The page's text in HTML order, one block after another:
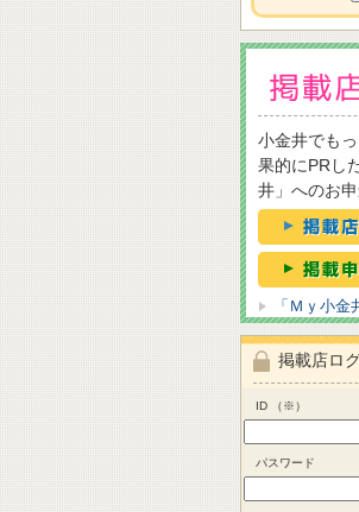
小金井でも
果的にPRし
井」へのお
「Ｍｙ小金
掲載店ロ
ID （※）
パスワード